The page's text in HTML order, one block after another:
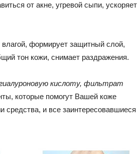
от акне, угревой сыпи, ускоряет
формирует защитный слой,
тон кожи, снимает раздражения.
кислоту, фильтрат
которые помогут Вашей коже
средства, и все заинтересовавшиеся